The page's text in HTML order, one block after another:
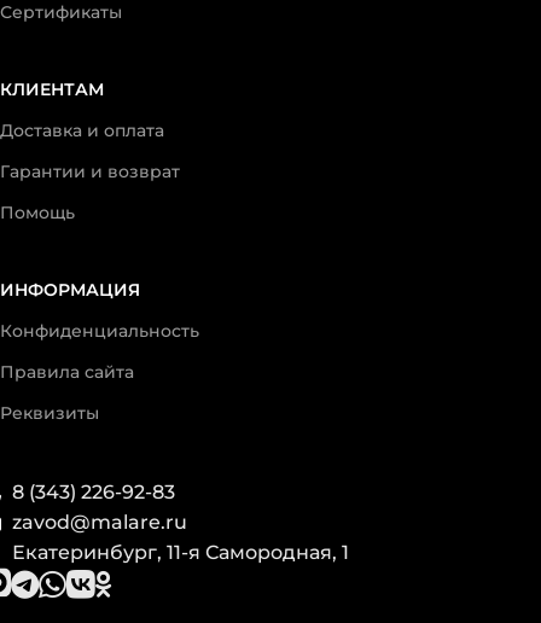
Сертификаты
КЛИЕНТАМ
Доставка и оплата
Гарантии и возврат
Помощь
ИНФОРМАЦИЯ
Конфиденциальность
Правила сайта
Реквизиты
8 (343) 226-92-83
zavod@malare.ru
Екатеринбург, 11-я Самородная, 1